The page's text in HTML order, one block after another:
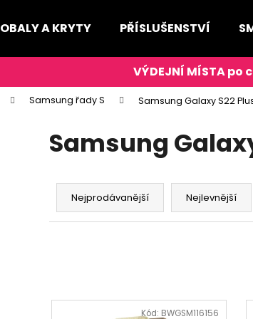
OBALY A KRYTY PŘÍSLUŠENSTVÍ
Samsung řady S Samsung Galaxy S22
Samsung
Ř
z
Nejprodávanější Nejlevnější
V
Kód: BWGSM116156
Co potřebujete najít?
Doporučujeme